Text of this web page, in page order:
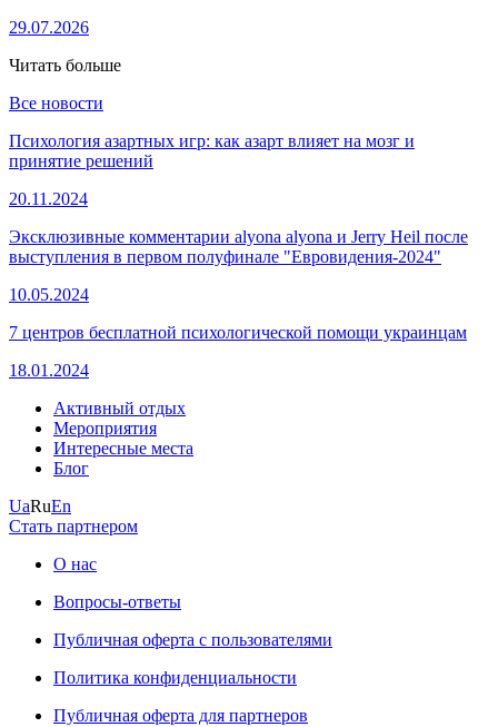
29.07.2026
Читать больше
Все новости
Психология азартных игр: как азарт влияет на мозг и
принятие решений
20.11.2024
Эксклюзивные комментарии alyona alyona и Jerry Heil после
выступления в первом полуфинале "Евровидения-2024"
10.05.2024
7 центров бесплатной психологической помощи украинцам
18.01.2024
Активный отдых
Мероприятия
Интересные места
Блог
UaRuEn
Стать партнером
О нас
Вопросы-ответы
Публичная оферта с пользователями
Политика конфиденциальности
Публичная оферта для партнеров